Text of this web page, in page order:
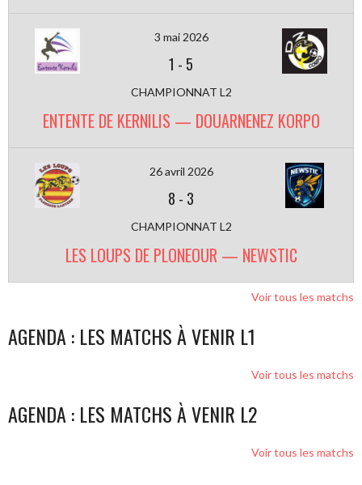
3 mai 2026
1 - 5
CHAMPIONNAT L2
ENTENTE DE KERNILIS — DOUARNENEZ KORPO
26 avril 2026
8 - 3
CHAMPIONNAT L2
LES LOUPS DE PLONEOUR — NEWSTIC
Voir tous les matchs
AGENDA : LES MATCHS À VENIR L1
Voir tous les matchs
AGENDA : LES MATCHS À VENIR L2
Voir tous les matchs